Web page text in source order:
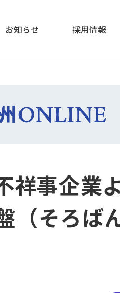
お知らせ 採用情報
祥事企業
（そろば